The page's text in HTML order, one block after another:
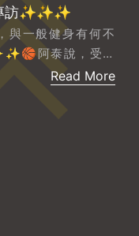
雄左營退化性關節
只是運動的事。對
心、上下樓梯要扶
開始了改變的第一
中多她，今年 56
Read More